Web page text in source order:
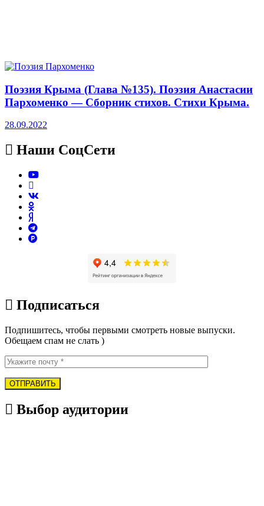
Поэзия Крыма (Глава №135). Поэзия Анастасии
Пархоменко — Сборник стихов. Стихи Крыма.
28.09.2022
Наши СоцСети
Подписаться
Подпишитесь, чтобы первыми смотреть новые выпуски.
Обещаем спам не слать )
Выбор аудитории